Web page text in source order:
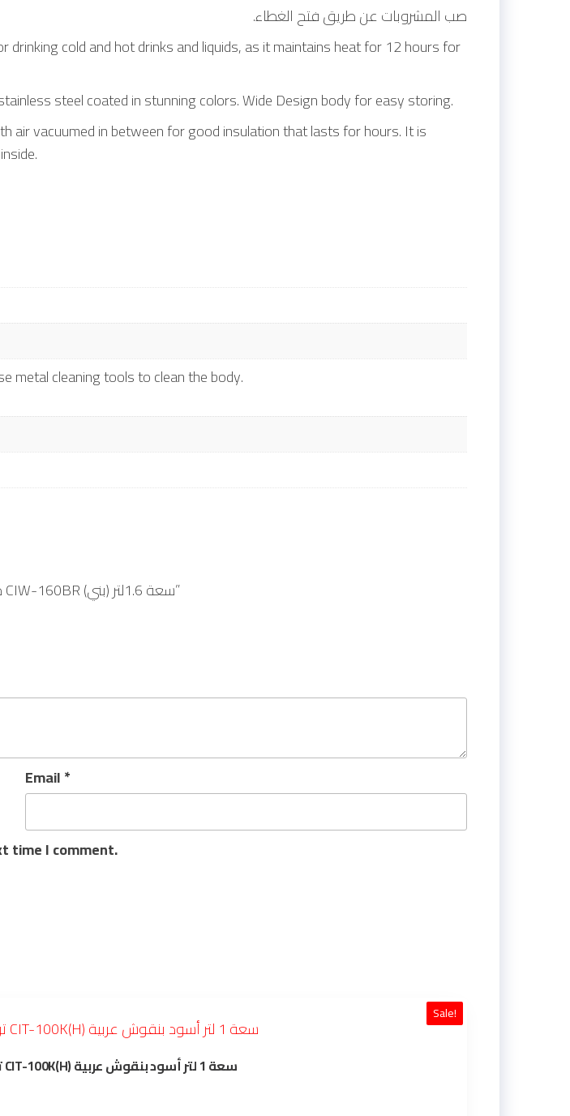
صب المشروبات عن طريق فتح الغطاء.
cold and hot drinks and liquids, as it maintains heat for 12 hours for
steel coated in stunning colors. Wide Design body for easy storing.
air vacuumed in between for good insulation that lasts for hours. It is
metal cleaning tools to clean the body.
Be the first to review “ترمس الطاوس الياباني (بيكوك) PEACOCK موديل CIW-160BR سعة 1.6لتر (بني)”
Email*
time I comment.
Sale!
PEACOCK ترمس الطاووس الياباني CIT-100K(H) سعة 1 لتر أسود بنقوش عربية